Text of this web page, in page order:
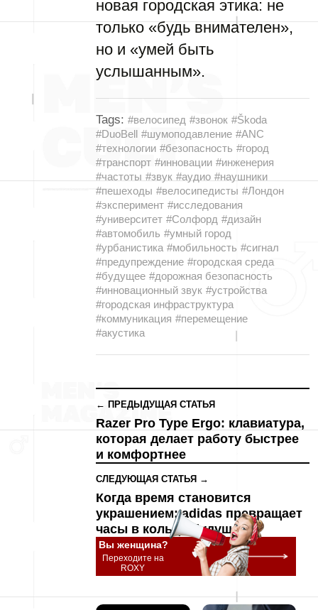
новая городская этика: не
только «будь внимателен»,
но и «умей быть
услышанным».
Tags: #велосипед #звонок #Škoda
#DuoBell #шумоподавление #ANC
#технологии #безопасность #город
#транспорт #инновации #инженерия
#частоты #звук #аудио #наушники
#пешеходы #велосипедисты #Лондон
#эксперимент #исследования
#университет #Солфорд #дизайн
#автомобиль #умный город
#урбанистика #мобильность #сигнал
#предупреждение #городская среда
#будущее #дорожная безопасность
#инновационный звук #устройства
#городская инфраструктура
#коммуникация #перемещение
#акустика
← ПРЕДЫДУЩАЯ СТАТЬЯ
Razer Pro Type Ergo: клавиатура,
которая делает работу быстрее
и комфортнее
СЛЕДУЮЩАЯ СТАТЬЯ →
Когда время становится
украшением: adidas превращает
часы в кольцо будущего
Вы женщина?
Переходите на
ROXY